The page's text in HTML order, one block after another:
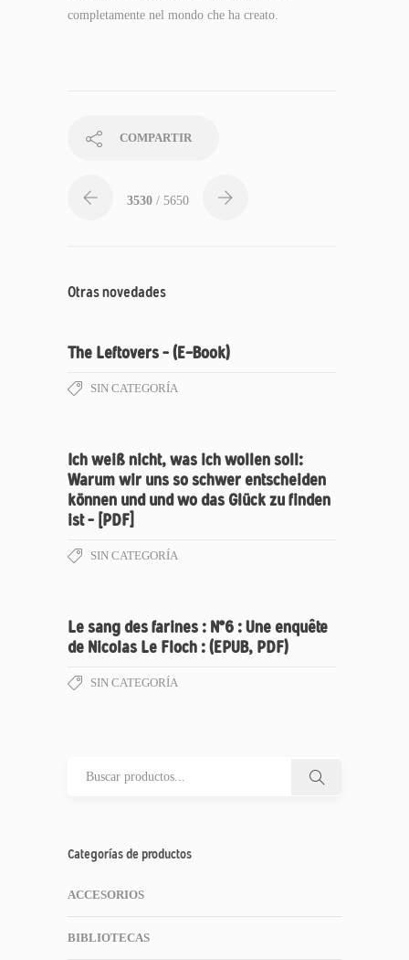
completamente nel mondo che ha creato.
COMPARTIR
3530 / 5650
Otras novedades
The Leftovers – (E-Book)
SIN CATEGORÍA
Ich weiß nicht, was ich wollen soll:
Warum wir uns so schwer entscheiden
können und und wo das Glück zu finden
ist – [PDF]
SIN CATEGORÍA
Le sang des farines : N°6 : Une enquête
de Nicolas Le Floch : (EPUB, PDF)
SIN CATEGORÍA
Categorías de productos
ACCESORIOS
BIBLIOTECAS